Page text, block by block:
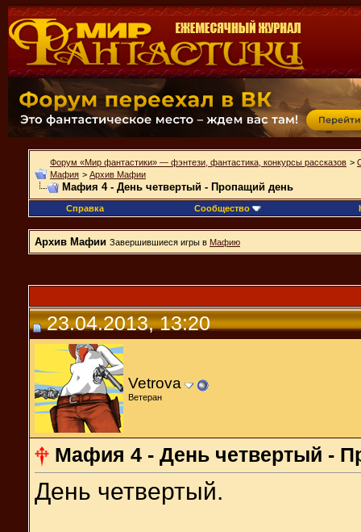
Форум «Мир фантастики» — фэнтези, фантастика, конкурсы рассказов >
Мафия > Архив Мафии
Мафия 4 - День четвертый - Пропащий день
Справка Сообщество
Архив Мафии Завершившиеся игры в Мафию
23.04.2013, 13:20
Vetrova
Ветеран
Мафия 4 - День четвертый -
День четвертый.